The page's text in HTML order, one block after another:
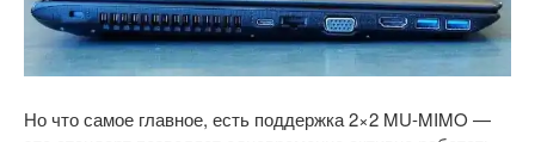
Но что самое главное, есть поддержка 2×2 MU-MIMO —